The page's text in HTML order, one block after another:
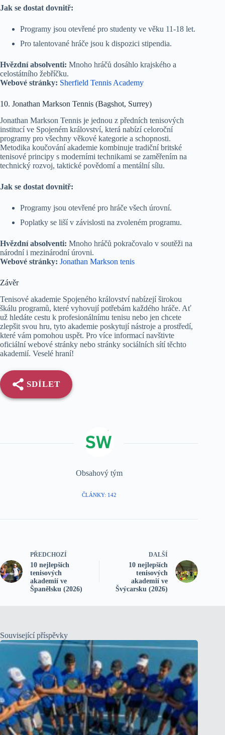
Jak se dostat dovnitř:
Programy jsou otevřené pro studenty ve věku 11-18 let.
Pro talentované hráče jsou k dispozici stipendia.
Hvězdní absolventi: Mnoho hráčů dosáhlo krajského a
celostátního žebříčku.
Webové stránky: Sherfield Tennis Academy
10. Jonathan Markson Tennis (Bagshot, Surrey)
Jonathan Markson Tennis je jednou z předních tenisových
institucí ve Spojeném království, která nabízí celoroční
programy pro všechny věkové kategorie a schopnosti.
Metodika koučování akademie kombinuje tradiční britské
tenisové principy s moderními technikami se zaměřením na
technický rozvoj, taktické povědomí a mentální sílu.
Jak se dostat dovnitř:
Programy jsou otevřené pro hráče všech úrovní.
Poplatky se liší v závislosti na zvoleném programu.
Hvězdní absolventi: Mnoho hráčů pokračovalo v soutěži na
národní i mezinárodní úrovni.
Webové stránky: Jonathan Markson tenis
Závěr
Tenisové akademie Spojeného království nabízejí širokou
škálu programů, které vyhovují potřebám každého hráče. Ať
už hledáte cestu k profesionálnímu tenisu nebo jen chcete
zlepšit svou hru, tyto akademie poskytují nástroje a prostředí,
které vám pomohou uspět. Pro více informací navštivte
oficiální webové stránky nebo stránky sociálních sítí těchto
akademií. Veselé hraní!
SDÍLET
Obsahový tým
ČLÁNKY: 142
PŘEDCHOZÍ
10 nejlepších
tenisových
akademií ve
Španělsku (2026)
DALŠÍ
10 nejlepších
tenisových
akademií ve
Švýcarsku (2026)
Související příspěvky